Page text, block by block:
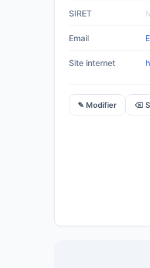
SIRET
Email
Site internet
✎ Modifier ⌫